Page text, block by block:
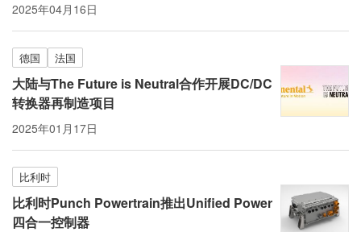
2025年04月16日
德国 法国
大陆与The Future is Neutral合作开展DC/DC
转换器再制造项目
2025年01月17日
比利时
比利时Punch Powertrain推出Unified Power
四合一控制器